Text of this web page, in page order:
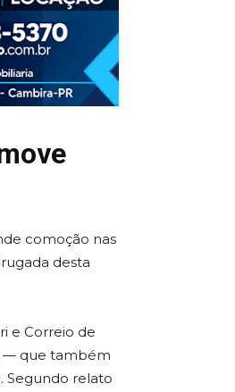
comoção nas
desta
e Correio de
— que também
Segundo relato